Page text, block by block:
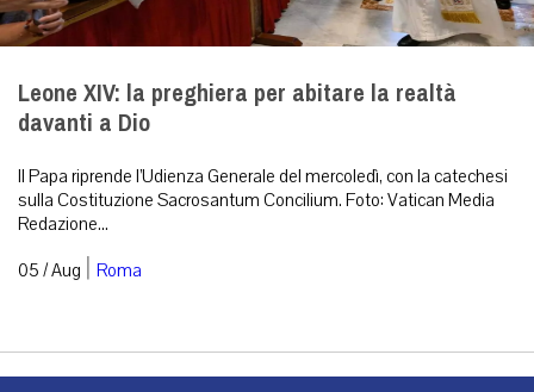
Leone XIV: la preghiera per abitare la realtà
davanti a Dio
Il Papa riprende l’Udienza Generale del mercoledì, con la catechesi
sulla Costituzione Sacrosantum Concilium. Foto: Vatican Media
Redazione...
05 / Aug | Roma